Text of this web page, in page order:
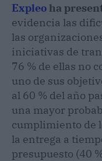
Expleoha
evidencia las
las
iniciativas de
76 % de ellas no
uno de sus
al 60 % del año
una mayor
cumplimiento de
la entrega a
presupuesto (40